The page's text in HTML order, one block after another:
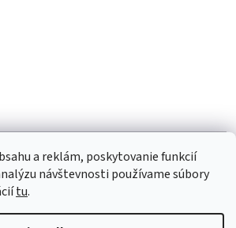
a reklám, poskytovanie funkcií
návštevnosti používame súbory
tu.
SUCHEN